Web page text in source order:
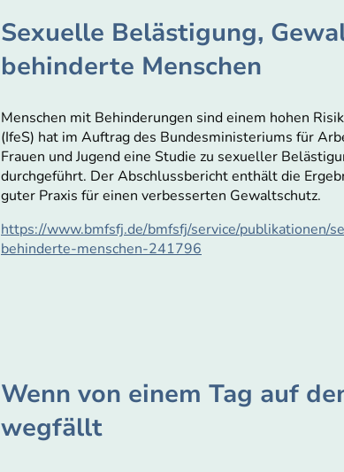
Sexuelle Belästigung,
behinderte Menschen
Menschen mit Behinderungen sind einem hohen
(IfeS) hat im Auftrag des Bundesministeriums für
Frauen und Jugend eine Studie zu sexueller
durchgeführt. Der Abschlussbericht enthält die
guter Praxis für einen verbesserten Gewaltschutz.
https://www.bmfsfj.de/bmfsfj/service/
behinderte-menschen-241796
Wenn von einem Tag auf
wegfällt